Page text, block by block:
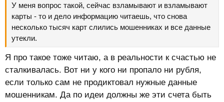
У меня вопрос такой, сейчас взламывают и взламывают
карты - то и дело информацию читаешь, что снова
несколько тысяч карт слились мошенниках и все данные
утекли.
Я про такое тоже читаю, а в реальности к счастью не
сталкивалась. Вот ни у кого ни пропало ни рубля,
если только сам не продиктовал нужные данные
мошенникам. Да по идеи должны же эти счета быть